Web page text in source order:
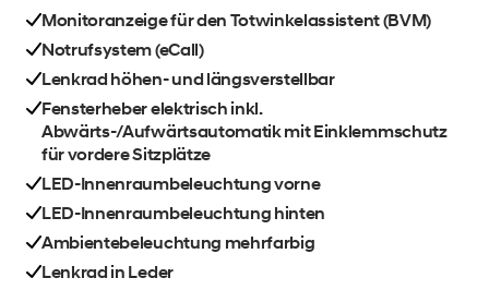
Monitoranzeige für den Totwinkelassistent (BVM)
Notrufsystem (eCall)
Lenkrad höhen- und längsverstellbar
Fensterheber elektrisch inkl.
Abwärts-/Aufwärtsautomatik mit Einklemmschutz
für vordere Sitzplätze
LED-Innenraumbeleuchtung vorne
LED-Innenraumbeleuchtung hinten
Ambientebeleuchtung mehrfarbig
Lenkrad in Leder